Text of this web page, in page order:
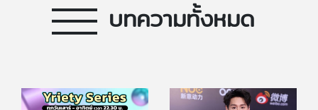
บทความทั้งหมด